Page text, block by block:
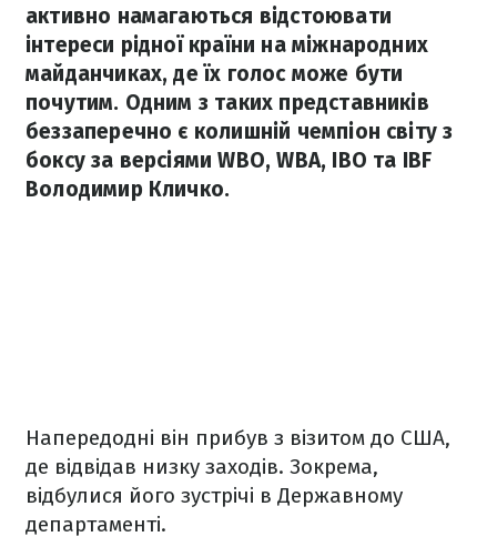
активно намагаються відстоювати
інтереси рідної країни на міжнародних
майданчиках, де їх голос може бути
почутим. Одним з таких представників
беззаперечно є колишній чемпіон світу з
боксу за версіями WBO, WBA, IBO та IBF
Володимир Кличко.
Напередодні він прибув з візитом до США,
де відвідав низку заходів. Зокрема,
відбулися його зустрічі в Державному
департаменті.